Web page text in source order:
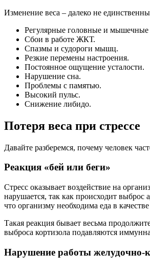
Изменение веса – далеко не
Регулярные головные и мышечные
Сбои в работе ЖКТ.
Спазмы и судороги мышц.
Резкие перемены настроения.
Постоянное ощущение усталости.
Нарушение сна.
Проблемы с памятью.
Высокий пульс.
Снижение либидо.
Потеря веса при стрессе
Давайте разберемся, почему человек
Реакция «бей или беги»
Стресс оказывает воздействие на
нарушается, так как происходит выброс
что организму необходима еда в
Такая реакция бывает весьма
выброса кортизола подавляются
Нарушение работы